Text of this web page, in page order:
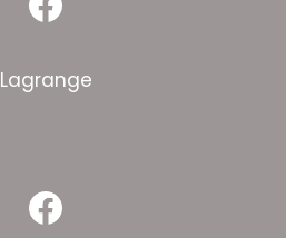
Facebook
Lagrange